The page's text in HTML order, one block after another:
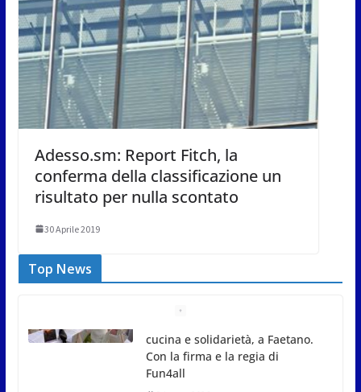
Adesso.sm: Report Fitch, la
conferma della classificazione un
risultato per nulla scontato
30 Aprile 2019
Top News
Gli atleti della Federazione Judo
San Marino all’European Cup
Junior 2026 di Skopje